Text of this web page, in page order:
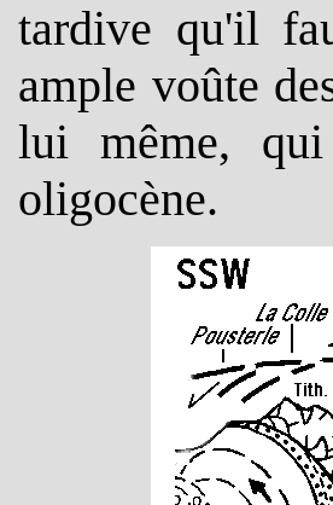
tardive qu'il
ample voûte
lui même,
oligocène.